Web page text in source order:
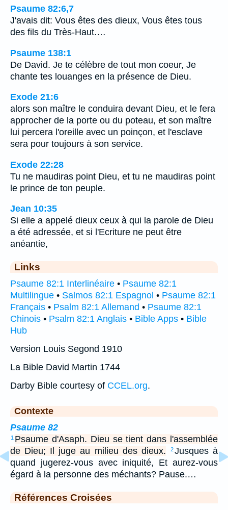
Psaume 82:6,7
J'avais dit: Vous êtes des dieux, Vous êtes tous
des fils du Très-Haut.…
Psaume 138:1
De David. Je te célèbre de tout mon coeur, Je
chante tes louanges en la présence de Dieu.
Exode 21:6
alors son maître le conduira devant Dieu, et le fera
approcher de la porte ou du poteau, et son maître
lui percera l'oreille avec un poinçon, et l'esclave
sera pour toujours à son service.
Exode 22:28
Tu ne maudiras point Dieu, et tu ne maudiras point
le prince de ton peuple.
Jean 10:35
Si elle a appelé dieux ceux à qui la parole de Dieu
a été adressée, et si l'Ecriture ne peut être
anéantie,
Links
Psaume 82:1 Interlinéaire • Psaume 82:1
Multilingue • Salmos 82:1 Espagnol • Psaume 82:1
Français • Psalm 82:1 Allemand • Psaume 82:1
Chinois • Psalm 82:1 Anglais • Bible Apps • Bible
Hub
Version Louis Segond 1910
La Bible David Martin 1744
Darby Bible courtesy of CCEL.org.
Contexte
Psaume 82
1 Psaume d'Asaph. Dieu se tient dans l'assemblée
de Dieu; Il juge au milieu des dieux.
2Jusques à
quand jugerez-vous avec iniquité, Et aurez-vous
égard à la personne des méchants? Pause.…
Références Croisées